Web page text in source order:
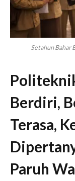
Setahun Bahar
Berdiri,
Terasa,
Paruh